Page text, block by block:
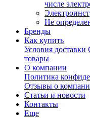
числе
Не
Бренды
Как купить
Условия доставки
товары
О компании
Политика
Отзывы о
Статьи и новости
Контакты
Еще